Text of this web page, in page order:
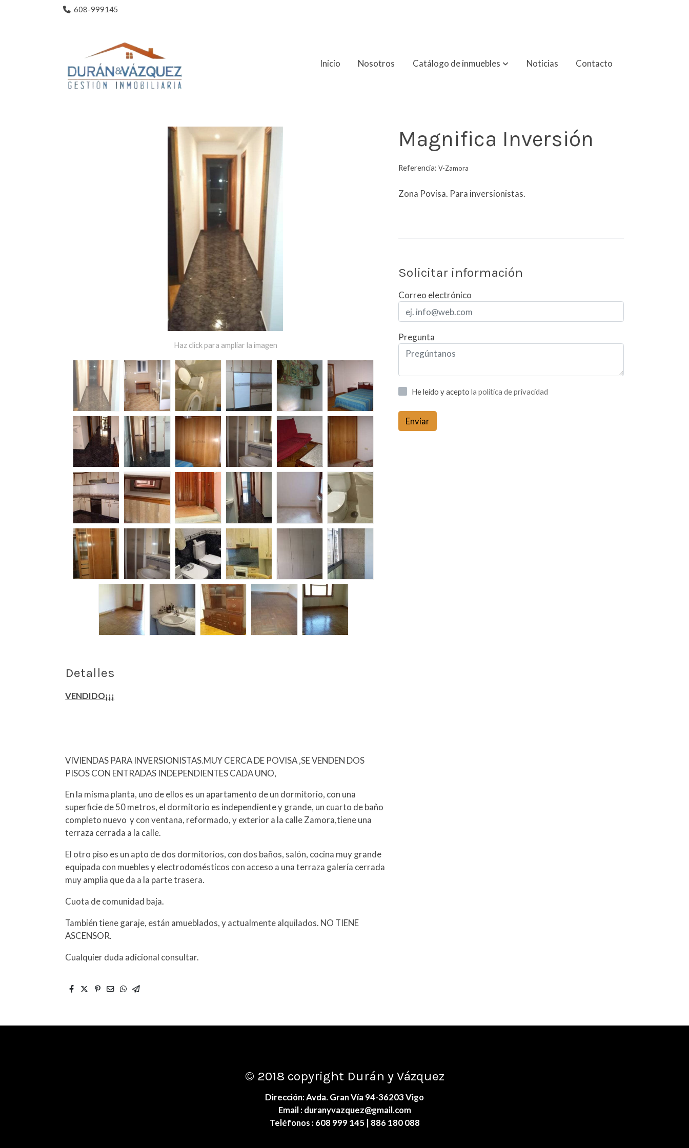
608-999145
Inicio Nosotros Catálogo de inmuebles Noticias Contacto
Haz click para ampliar la imagen
Detalles
VENDIDO¡¡¡
VIVIENDAS PARA INVERSIONISTAS.MUY CERCA DE POVISA ,SE VENDEN DOS
PISOS CON ENTRADAS INDEPENDIENTES CADA UNO,
En la misma planta, uno de ellos es un apartamento de un dormitorio, con una
superficie de 50 metros, el dormitorio es independiente y grande, un cuarto de baño
completo nuevo y con ventana, reformado, y exterior a la calle Zamora,tiene una
terraza cerrada a la calle.
El otro piso es un apto de dos dormitorios, con dos baños, salón, cocina muy grande
equipada con muebles y electrodomésticos con acceso a una terraza galería cerrada
muy amplia que da a la parte trasera.
Cuota de comunidad baja.
También tiene garaje, están amueblados, y actualmente alquilados. NO TIENE
ASCENSOR.
Cualquier duda adicional consultar.
Magnifica Inversión
Referencia:V-Zamora
Zona Povisa. Para inversionistas.
Solicitar información
Correo electrónico
Pregunta
He leído y acepto la política de privacidad
Enviar
© 2018 copyright Durán y Vázquez
Dirección: Avda. Gran Vía 94-36203 Vigo
Email :duranyvazquez@gmail.com
Teléfonos :608 999 145 | 886 180 088